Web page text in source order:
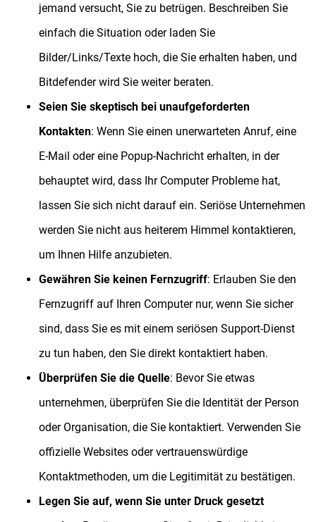
jemand versucht, Sie zu betrügen. Beschreiben Sie
einfach die Situation oder laden Sie
Bilder/Links/Texte hoch, die Sie erhalten haben, und
Bitdefender wird Sie weiter beraten.
Seien Sie skeptisch bei unaufgeforderten
Kontakten: Wenn Sie einen unerwarteten Anruf, eine
E-Mail oder eine Popup-Nachricht erhalten, in der
behauptet wird, dass Ihr Computer Probleme hat,
lassen Sie sich nicht darauf ein. Seriöse Unternehmen
werden Sie nicht aus heiterem Himmel kontaktieren,
um Ihnen Hilfe anzubieten.
Gewähren Sie keinen Fernzugriff: Erlauben Sie den
Fernzugriff auf Ihren Computer nur, wenn Sie sicher
sind, dass Sie es mit einem seriösen Support-Dienst
zu tun haben, den Sie direkt kontaktiert haben.
Überprüfen Sie die Quelle: Bevor Sie etwas
unternehmen, überprüfen Sie die Identität der Person
oder Organisation, die Sie kontaktiert. Verwenden Sie
offizielle Websites oder vertrauenswürdige
Kontaktmethoden, um die Legitimität zu bestätigen.
Legen Sie auf, wenn Sie unter Druck gesetzt